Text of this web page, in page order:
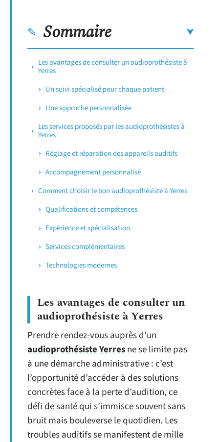
Sommaire
Les avantages de consulter un audioprothésiste à
Yerres
Un suivi spécialisé pour chaque patient
Une approche personnalisée
Les services proposés par les audioprothésistes à
Yerres
Réglage et réparation des appareils auditifs
Accompagnement personnalisé
Comment choisir le bon audioprothésiste à Yerres
Qualifications et compétences
Expérience et spécialisation
Services complémentaires
Technologies modernes
Les avantages de consulter un
audioprothésiste à Yerres
Prendre rendez-vous auprès d’un
audioprothésiste Yerresne se limite pas
à une démarche administrative : c’est
l’opportunité d’accéder à des solutions
concrètes face à la perte d’audition, ce
défi de santé qui s’immisce souvent sans
bruit mais bouleverse le quotidien. Les
troubles auditifs se manifestent de mille